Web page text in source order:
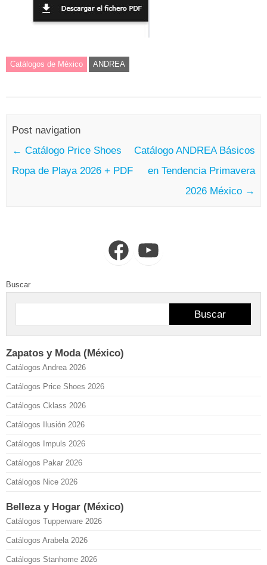
Catálogos de México ANDREA
Post navigation
← Catálogo Price Shoes
Ropa de Playa 2026 + PDF
Catálogo ANDREA Básicos
en Tendencia Primavera
2026 México →
FacebookYouTube
Buscar
Buscar
Zapatos y Moda (México)
Catálogos Andrea 2026
Catálogos Price Shoes 2026
Catálogos Cklass 2026
Catálogos Ilusión 2026
Catálogos Impuls 2026
Catálogos Pakar 2026
Catálogos Nice 2026
Belleza y Hogar (México)
Catálogos Tupperware 2026
Catálogos Arabela 2026
Catálogos Stanhome 2026